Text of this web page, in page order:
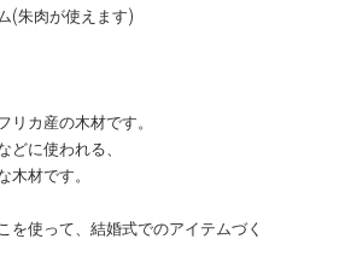
(朱肉が使えます)
リカ産の木材です。
どに使われる、
木材です。
を使って、結婚式でのアイテムづく